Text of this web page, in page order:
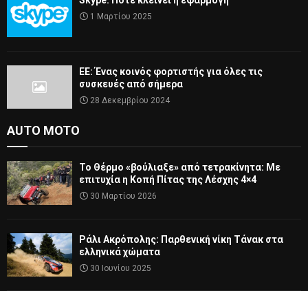
1 Μαρτίου 2025
ΕΕ: Ένας κοινός φορτιστής για όλες τις
συσκευές από σήμερα
28 Δεκεμβρίου 2024
AUTO MOTO
Το Θέρμο «βούλιαξε» από τετρακίνητα: Με
επιτυχία η Κοπή Πίτας της Λέσχης 4×4
30 Μαρτίου 2026
Ράλι Ακρόπολης: Παρθενική νίκη Τάνακ στα
ελληνικά χώματα
30 Ιουνίου 2025